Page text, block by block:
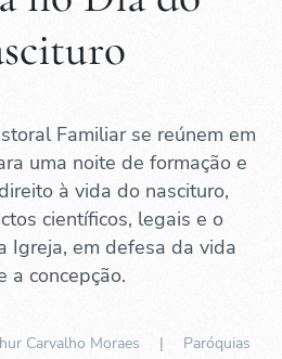
Familiar se reúnem em
uma noite de formação e
à vida do nascituro,
científicos, legais e o
Igreja, em defesa da vida
a concepção.
Carvalho Moraes | Paróquias